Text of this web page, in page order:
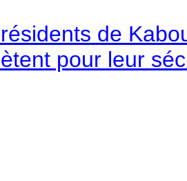
de
pour leur